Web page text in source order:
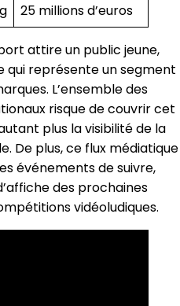
25 millions d’euros
attire un public jeune,
qui représente un segment
L’ensemble des
risque de couvrir cet
plus la visibilité de la
De plus, ce flux médiatique
événements de suivre,
des prochaines
vidéoludiques.